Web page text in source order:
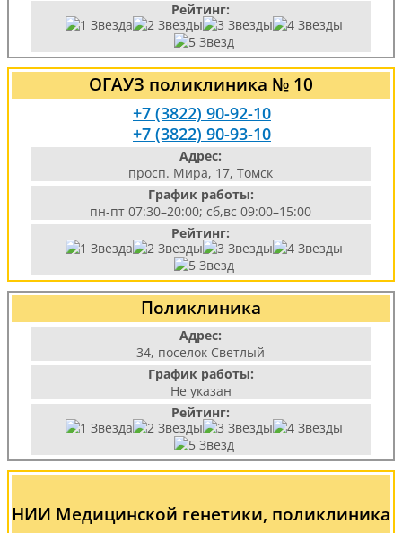
Рейтинг:
ОГАУЗ поликлиника № 10
+7 (3822) 90-92-10
+7 (3822) 90-93-10
Адрес:
просп. Мира, 17, Томск
График работы:
пн-пт 07:30–20:00; сб,вс 09:00–15:00
Рейтинг:
Поликлиника
Адрес:
34, поселок Светлый
График работы:
Не указан
Рейтинг:
НИИ Медицинской генетики, поликлиника